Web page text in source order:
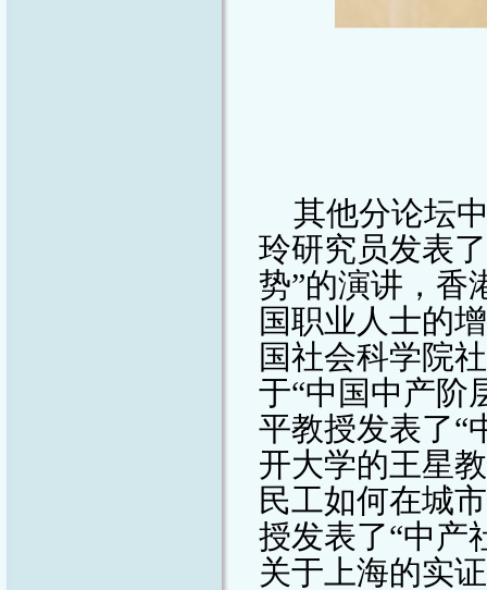
其他分论坛
玲研究员发表
势”的演讲，香
国职业人士的
国社会科学院
于“中国中产阶
平教授发表了“
开大学的王星
民工如何在城
授发表了“中产
关于上海的实